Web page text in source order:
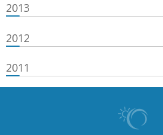
2013
2012
2011